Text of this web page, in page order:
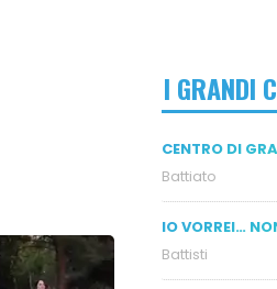
I GRANDI
CENTRO DI
Battiato
IO VORREI…
Battisti